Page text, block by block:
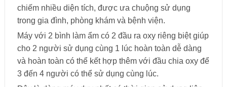
chiếm nhiều diện tích, được ưa chuộng sử dụng
trong gia đình, phòng khám và bệnh viện.
Máy với 2 bình làm ẩm có 2 đầu ra oxy riêng biệt giúp
cho 2 người sử dụng cùng 1 lúc hoàn toàn dễ dàng
và hoàn toàn có thể kết hợp thêm với đầu chia oxy để
3 đến 4 người có thể sử dụng cùng lúc.